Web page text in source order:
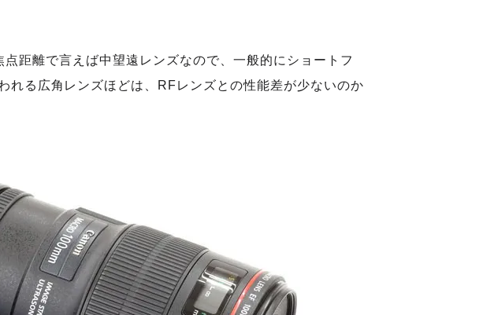
距離で言えば中望遠レンズなので、一般的にショートフ
れる広角レンズほどは、RFレンズとの性能差が少ないのか